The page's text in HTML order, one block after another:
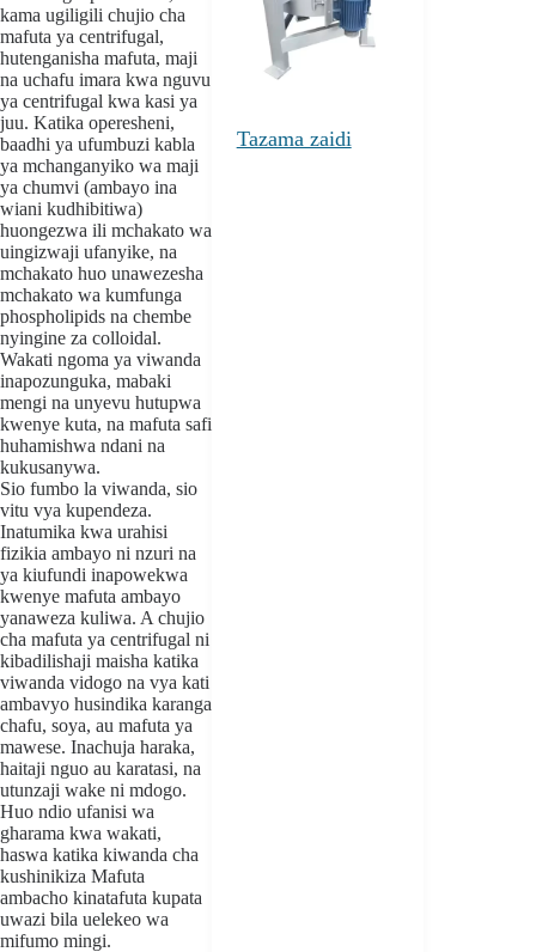
kama ugiligili chujio cha
mafuta ya centrifugal,
hutenganisha mafuta, maji
na uchafu imara kwa nguvu
ya centrifugal kwa kasi ya
juu. Katika operesheni,
baadhi ya ufumbuzi kabla
ya mchanganyiko wa maji
ya chumvi (ambayo ina
wiani kudhibitiwa)
huongezwa ili mchakato wa
uingizwaji ufanyike, na
mchakato huo unawezesha
mchakato wa kumfunga
phospholipids na chembe
nyingine za colloidal.
Wakati ngoma ya viwanda
inapozunguka, mabaki
mengi na unyevu hutupwa
kwenye kuta, na mafuta safi
huhamishwa ndani na
kukusanywa.
Sio fumbo la viwanda, sio
vitu vya kupendeza.
Inatumika kwa urahisi
fizikia ambayo ni nzuri na
ya kiufundi inapowekwa
kwenye mafuta ambayo
yanaweza kuliwa. A chujio
cha mafuta ya centrifugal ni
kibadilishaji maisha katika
viwanda vidogo na vya kati
ambavyo husindika karanga
chafu, soya, au mafuta ya
mawese. Inachuja haraka,
haitaji nguo au karatasi, na
utunzaji wake ni mdogo.
Huo ndio ufanisi wa
gharama kwa wakati,
haswa katika kiwanda cha
kushinikiza Mafuta
ambacho kinatafuta kupata
uwazi bila uelekeo wa
mifumo mingi.
Tazama zaidi